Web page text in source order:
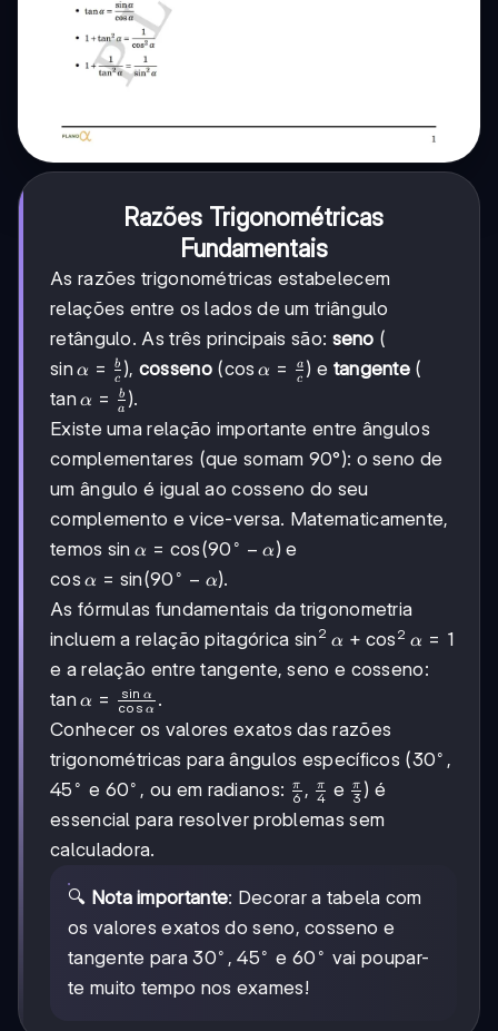
Razões Trigonométricas
Fundamentais
As razões trigonométricas estabelecem
relações entre os lados de um triângulo
retângulo. As três principais são: seno (
\sin\alpha=\frac{b}
{c}
sinα = c
b ), cosseno(\cos\alpha=\frac{a}
cos α = c
a ) e tangente (
\tan\alpha=\frac{b}
{a}
tanα = a
b ).
Existe uma relação importante entre ângulos
complementares (que somam 90°): o seno de
um ângulo é igual ao cosseno do seu
complemento e vice-versa. Matematicamente,
temos \sin\alpha=\cos(90^{\circ}
-\alpha)
sin α = cos(90 ∘ − α) e
\cos\alpha=\sin(90^{\circ}
-\alpha)
cos α = sin(90 ∘ − α).
As fórmulas fundamentais da trigonometria
incluem a relação pitagórica sin2 α + cos 2 α = 1
e a relação entre tangente, seno e cosseno:
\tan\alpha=\frac{\sin\alpha}
{\cos\alpha}
tanα = cosα
sin α .
Conhecer os valores exatos das razões
trigonométricas para ângulos específicos (30^{\circ}
30 ∘ ,
45^{\circ}
45 ∘ e 60^{\circ}
60 ∘ , ou em radianos: \frac{\pi}
{6}
6
π , \frac{\pi}
{4}
4
π e \frac{\pi}
{3}
3
π ) é
essencial para resolver problemas sem
calculadora.
🔍 Nota importante: Decorar a tabela com
os valores exatos do seno, cosseno e
tangente para30^{\circ}
30 ∘ ,45^{\circ}
45 ∘ e 60^{\circ}
60 ∘ vai poupar-
te muito tempo nos exames!